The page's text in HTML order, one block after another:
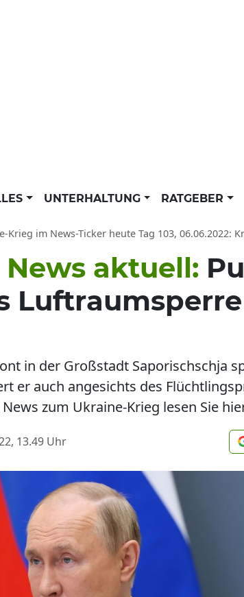
UNTERHALTUNG RATGEBER
Krieg im News-Ticker heute Tag 103, 06.06.2022:
aktuell:
in der Großstadt Saporischschja
er auch angesichts des
zum Ukraine-Krieg lesen Sie
13.49 Uhr